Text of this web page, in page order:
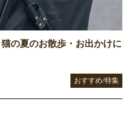
の夏のお散歩・お出かけに
おすすめ/特集